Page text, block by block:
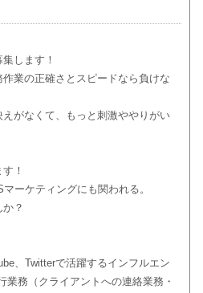
します！
作業の正確さとスピードなら負けな
がなくて、もっと刺激ややりがい
！
ーケティングにも関われる。
？
、Twitterで活躍するインフルエン
業務（クライアントへの連絡業務・